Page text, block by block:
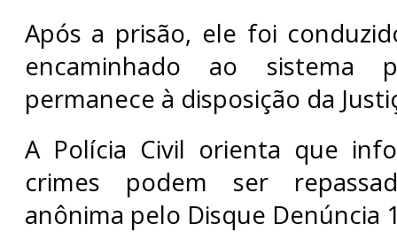
Após a prisão, ele foi
encaminhado ao sistema
permanece à disposição da
A Polícia Civil orienta que
crimes podem ser
anônima pelo Disque Denúncia